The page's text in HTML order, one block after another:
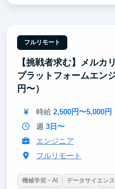
フルリモート
【挑戦者求む】メルカ
プラットフォームエン
円〜）
時給 2,500円〜5,000円
週 3日〜
エンジニア
フルリモート
機械学習・AI データサイエンス